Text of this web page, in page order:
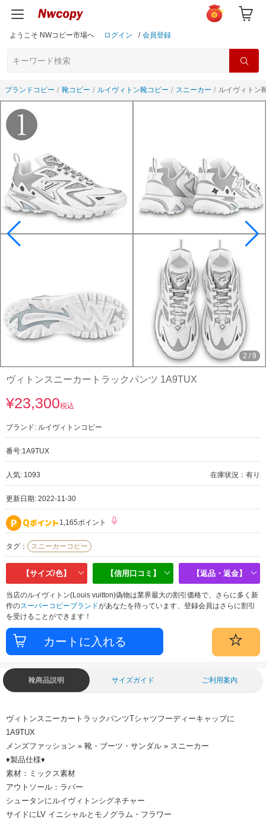
ようこそ NWコピー市場へ ログイン / 会員登録
ブランドコピー 靴コピー ルイヴィトン靴コピー スニーカー ルイヴィトン
3 / 9
ヴィトンスニーカートラックパンツ 1A9TUX
¥23,300税込
ブランド: ルイヴィトンコピー
番号:1A9TUX
人気: 1093 在庫状況：有り
更新日期: 2022-11-30
1,165ポイント
タグ： スニーカーコピー
【サイズ/色】 【信用口コミ】 【返品・返金】
当店のルイヴィトン(Louis vuitton)偽物は業界最大の割引価格で、さらに多く新
作のスーパーコピーブランドがあなたを待っています、登録会員はさらに割引
を受けることができます！
靴商品説明 サイズガイド ご利用案内
ヴィトンスニーカートラックパンツTシャツフーディーキャップに
1A9TUX
メンズファッション » 靴・ブーツ・サンダル » スニーカー
♦製品仕様♦
素材：ミックス素材
アウトソール：ラバー
シュータンにルイヴィトンシグネチャー
サイドにLV イニシャルとモノグラム・フラワー